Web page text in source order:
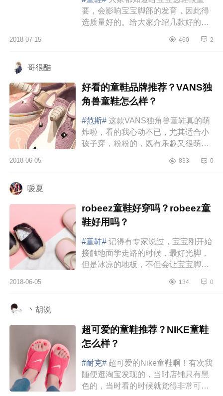
要，会影响宝宝脚部的发育，因此得
选质量好的。给大家介绍几款好的童
一些参考。1.MaisonMangostanMai...
2018-07-15 460 2
哥很酷
好看的童鞋品牌推荐？VANS独
角兽童鞋怎么样？
#范斯# 这款VANS独角兽童鞋真的萌
炸啦，看的我心动不已，尤其适合小
孩子穿，粉粉的，既有乐趣又很萌。
衣服鞋子真的太好买了，看见啥都...
2018-06-05 833 0
嗳夏
robeez童鞋好穿吗？robeez童
鞋好用吗？
#童鞋# 记得有专家说过，宝宝刚开始
接触地面学走路的时候，最好光脚，
但是冰凉的地板，不但会让宝宝脚心
业的学步鞋。它可以让宝宝慢慢...
2018-06-05 134 0
丶胡说
超可爱的童鞋推荐？NIKE童鞋
怎么样？
#耐克# 超可爱的Nike童鞋啊！有次我
随便逛淘宝发现的，当时店铺只有黑
色的，当时看的时候就觉得非常可